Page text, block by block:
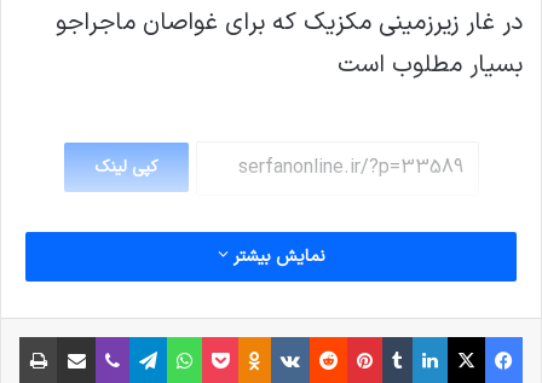
در غار زیرزمینی مکزیک که برای غواصان ماجراجو
بسیار مطلوب است
کپی لینک
نمایش بیشتر
فیس بوک X لینکدین
‫تامبلر‫پین‌ترست
‫رددیت‫VKontakte
‫Odnoklassniki
پاکتواتس آپ تلگراموایبر اشتراک گذاری از طریق ایمیل